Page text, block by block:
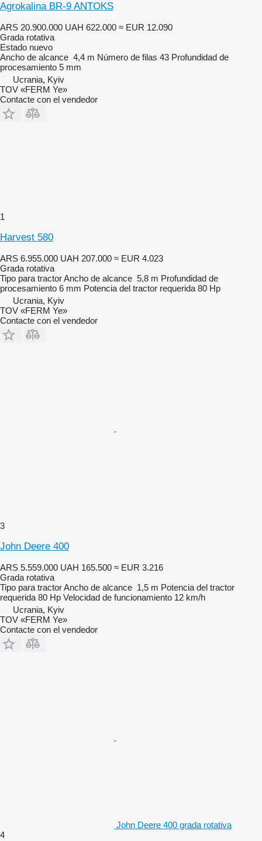
Agrokalina BR-9 ANTOKS
ARS 20.900.000 UAH 622.000 ≈ EUR 12.090
Grada rotativa
Estado nuevo
Ancho de alcance 4,4 m Número de filas 43 Profundidad de
procesamiento 5 mm
Ucrania, Kyiv
TOV «FERM Ye»
Contacte con el vendedor
1
Harvest 580
ARS 6.955.000 UAH 207.000 ≈ EUR 4.023
Grada rotativa
Tipo para tractorAncho de alcance 5,8 m Profundidad de
procesamiento 6 mm Potencia del tractor requerida 80 Hp
Ucrania, Kyiv
TOV «FERM Ye»
Contacte con el vendedor
3
John Deere 400
ARS 5.559.000 UAH 165.500 ≈ EUR 3.216
Grada rotativa
Tipo para tractorAncho de alcance 1,5 m Potencia del tractor
requerida 80 Hp Velocidad de funcionamiento 12 km/h
Ucrania, Kyiv
TOV «FERM Ye»
Contacte con el vendedor
John Deere 400 grada rotativa
4